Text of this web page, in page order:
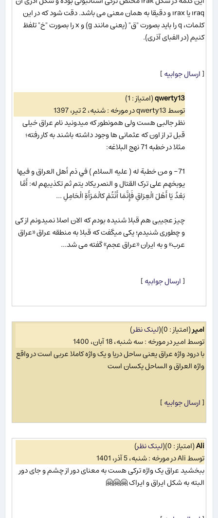
ıraq یا ırax و دقیقا به همان معنی می باشد. دقت شود که در این
کلمات، q را باید بصورت "ق" (یعنی مانند g) و x را بصورت "خ" تلفظ
کنیم (در الفبای آذری).
[ارسال جوابیه]
qwerty13(امتیاز : 1)
توسط qwerty13 در مورخه : شنبه، 2 تیر، 1397
نظر جالبی هست ولی همونطور که میدونید نام عراق خیلی
قبل تر از اون که عثمانی ها وجود داشته باشند به کار رفته؛
مثلا در خطبه 71 نهج البلاغه:
71- و من خطبة له ( عليه السلام ) في ذم أهل العراق و فيها
يوبخهم على ترک القتال و النصر يکاد يتم ثم تکذيبهم له: أَمَّا
بَعْدُ يَا أَهْلَ الْعِرَاقِ فَإِنَّمَا أَنْتُمْ کالْمَرْأَةِ الْحَامِلِ ...
چیز عجیبی هم قبلا شنیده بودم که الان اصلا نمیدونم از کی
و چطوری شنیدم؛ یکی میگفت که قبلا به منطقه عراق «عراق
عرب» و به ایران «عراق عجم» گفته می شد...
[ارسال جوابیه]
امیر(امتیاز : 0) (لینک نظر)
توسط امیر در مورخه : سه شنبه، 18 آبان، 1400
با درود واژه عراق یعنی ساحل دریا و یک واژه کاملا عربی است در واقع
واژه العراق و الساحل یکسان است
[ارسال جوابیه]
Ali(امتیاز : 0) (لینک نظر)
توسط Ali در مورخه : شنبه، 5 آذر، 1401
ببخشید عراق یک واژه ترکی هست به معنای دور از چشم و جای دور
البته به شکل ایراق و ایراک 🤗🤗🤗